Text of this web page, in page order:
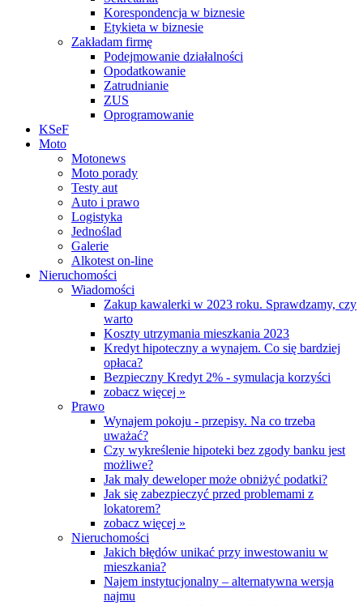
Korespondencja w biznesie
Etykieta w biznesie
Zakładam firmę
Podejmowanie działalności
Opodatkowanie
Zatrudnianie
ZUS
Oprogramowanie
KSeF
Moto
Motonews
Moto porady
Testy aut
Auto i prawo
Logistyka
Jednoślad
Galerie
Alkotest on-line
Nieruchomości
Wiadomości
Zakup kawalerki w 2023 roku. Sprawdzamy, czy
warto
Koszty utrzymania mieszkania 2023
Kredyt hipoteczny a wynajem. Co się bardziej
opłaca?
Bezpieczny Kredyt 2% - symulacja korzyści
zobacz więcej »
Prawo
Wynajem pokoju - przepisy. Na co trzeba
uważać?
Czy wykreślenie hipoteki bez zgody banku jest
możliwe?
Jak mały deweloper może obniżyć podatki?
Jak się zabezpieczyć przed problemami z
lokatorem?
zobacz więcej »
Nieruchomości
Jakich błędów unikać przy inwestowaniu w
mieszkania?
Najem instytucjonalny – alternatywna wersja
najmu